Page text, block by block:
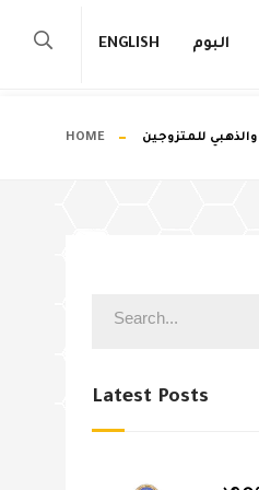
البوم ENGLISH
HOME للمتزوجين
Latest Posts